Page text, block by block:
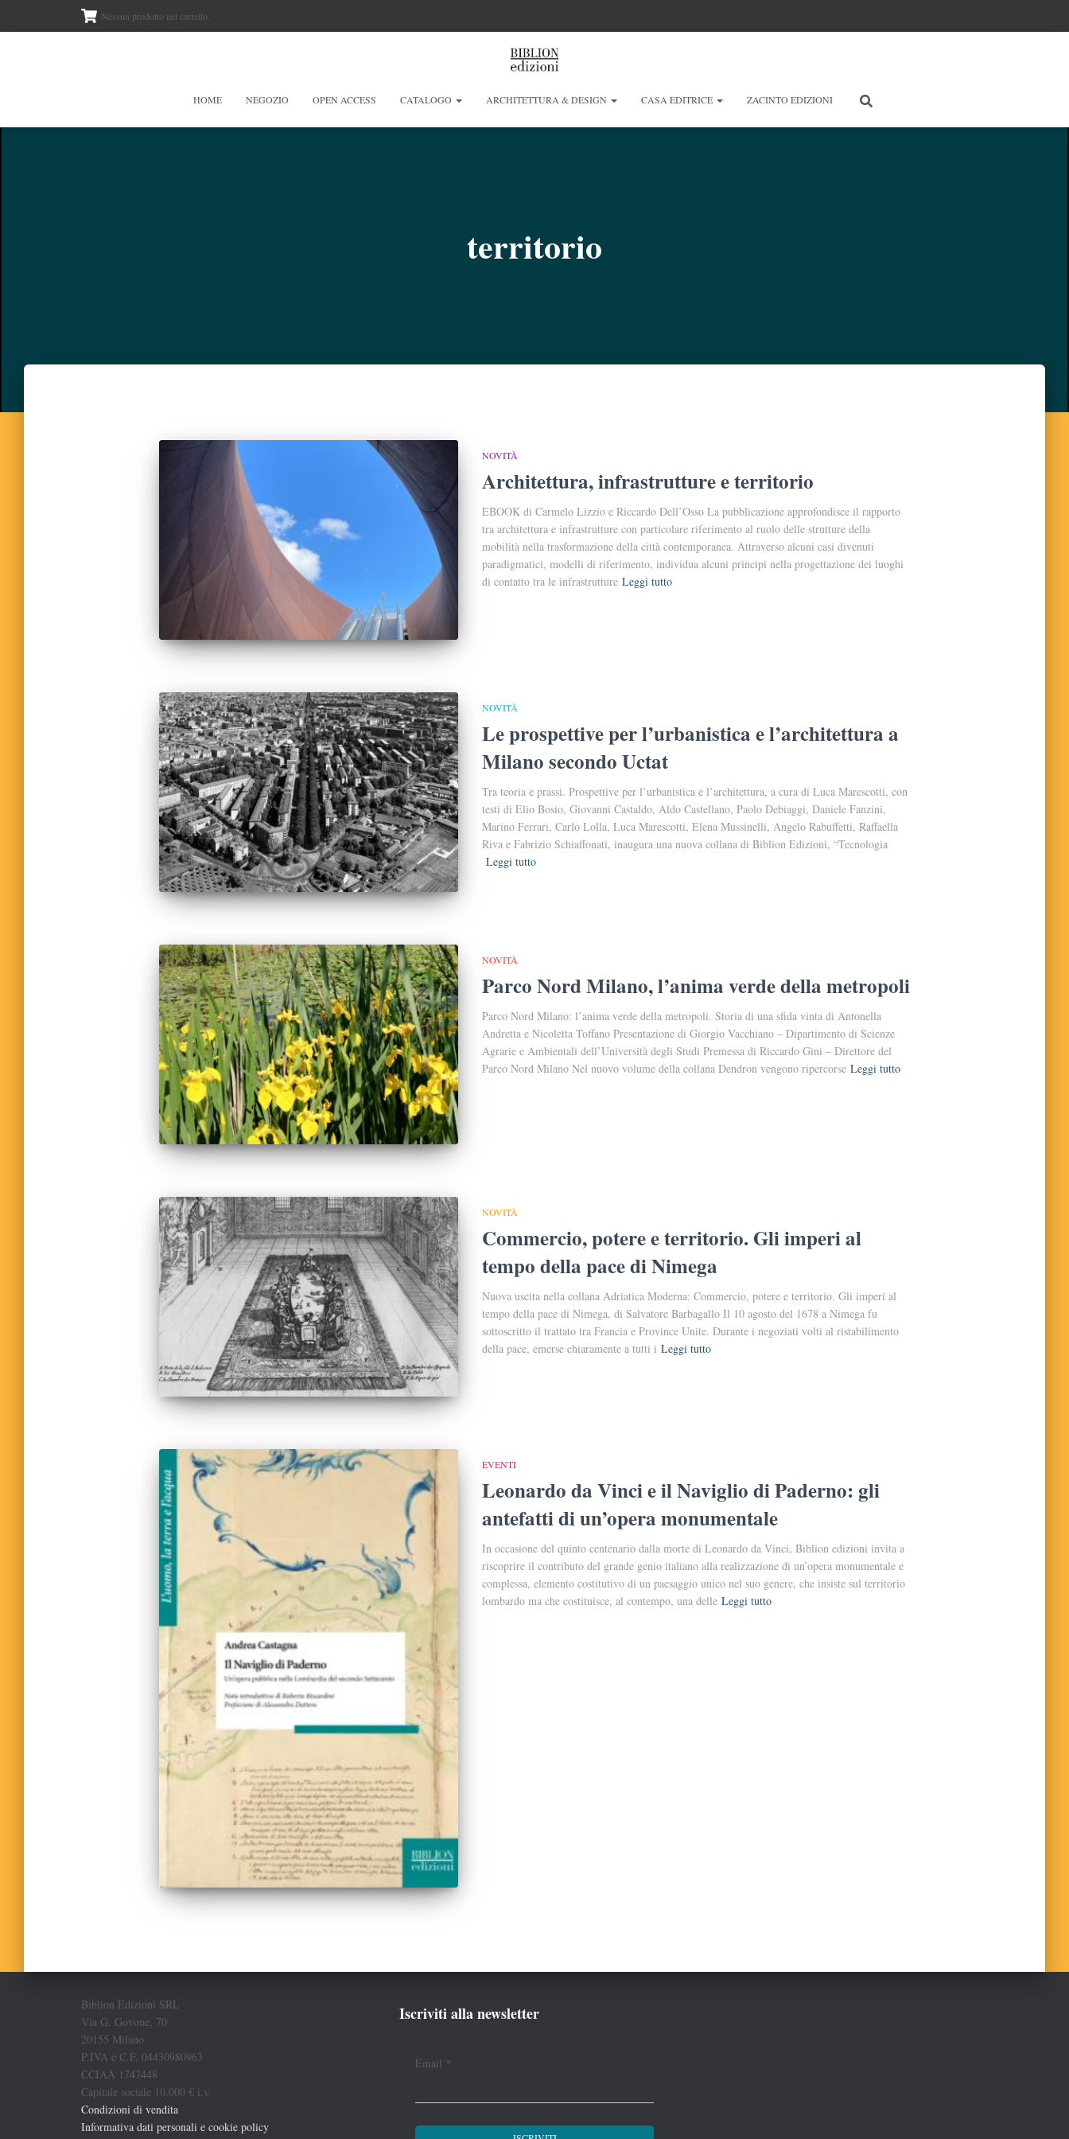
Nessun prodotto nel carrello.
HOME NEGOZIO OPEN ACCESS CATALOGO ARCHITETTURA & DESIGN CASA EDITRICE ZACINTO EDIZIONI
territorio
NOVITÀ
Architettura, infrastrutture e territorio
EBOOK di Carmelo Lizzio e Riccardo Dell’Osso La pubblicazione approfondisce il rapporto
tra architettura e infrastrutture con particolare riferimento al ruolo delle strutture della
mobilità nella trasformazione della città contemporanea. Attraverso alcuni casi divenuti
paradigmatici, modelli di riferimento, individua alcuni principi nella progettazione dei luoghi
di contatto tra le infrastrutture Leggi tutto
NOVITÀ
Le prospettive per l’urbanistica e l’architettura a
Milano secondo Uctat
Tra teoria e prassi. Prospettive per l’urbanistica e l’architettura, a cura di Luca Marescotti, con
testi di Elio Bosio, Giovanni Castaldo, Aldo Castellano, Paolo Debiaggi, Daniele Fanzini,
Marino Ferrari, Carlo Lolla, Luca Marescotti, Elena Mussinelli, Angelo Rabuffetti, Raffaella
Riva e Fabrizio Schiaffonati, inaugura una nuova collana di Biblion Edizioni, “Tecnologia
Leggi tutto
NOVITÀ
Parco Nord Milano, l’anima verde della metropoli
Parco Nord Milano: l’anima verde della metropoli. Storia di una sfida vinta di Antonella
Andretta e Nicoletta Toffano Presentazione di Giorgio Vacchiano – Dipartimento di Scienze
Agrarie e Ambientali dell’Università degli Studi Premessa di Riccardo Gini – Direttore del
Parco Nord Milano Nel nuovo volume della collana Dendron vengono ripercorse Leggi tutto
NOVITÀ
Commercio, potere e territorio. Gli imperi al
tempo della pace di Nimega
Nuova uscita nella collana Adriatica Moderna: Commercio, potere e territorio. Gli imperi al
tempo della pace di Nimega, di Salvatore Barbagallo Il 10 agosto del 1678 a Nimega fu
sottoscritto il trattato tra Francia e Province Unite. Durante i negoziati volti al ristabilimento
della pace, emerse chiaramente a tutti i Leggi tutto
EVENTI
Leonardo da Vinci e il Naviglio di Paderno: gli
antefatti di un’opera monumentale
In occasione del quinto centenario dalla morte di Leonardo da Vinci, Biblion edizioni invita a
riscoprire il contributo del grande genio italiano alla realizzazione di un’opera monumentale e
complessa, elemento costitutivo di un paesaggio unico nel suo genere, che insiste sul territorio
lombardo ma che costituisce, al contempo, una delle Leggi tutto
Biblion Edizioni SRL
Via G. Govone, 70
20155 Milano
P.IVA e C.F. 04430980963
CCIAA 1747448
Capitale sociale 10.000 € i.v.
Condizioni di vendita
Informativa dati personali e cookie policy
Iscriviti alla newsletter
Email *